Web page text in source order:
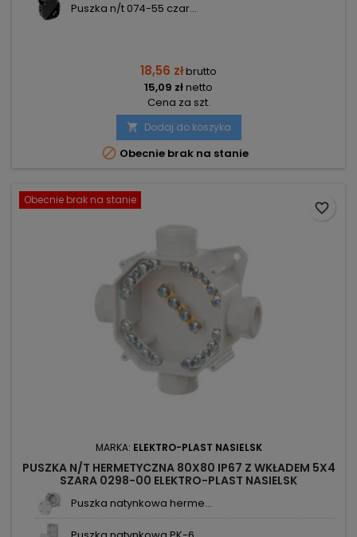
Puszka n/t 074-55 czar...
18,56 złbrutto
15,09 złnetto
Cena za szt.
 Dodaj do koszyka
 Obecnie brak na stanie
Obecnie brak na stanie
MARKA: ELEKTRO-PLAST NASIELSK
PUSZKA N/T HERMETYCZNA 80X80 IP67 Z WKŁADEM 5X4
SZARA 0298-00 ELEKTRO-PLAST NASIELSK
Puszka natynkowa herme...
favorite_border